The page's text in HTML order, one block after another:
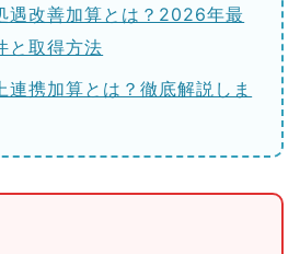
遇改善加算とは？2026年最
と取得方法
連携加算とは？徹底解説しま